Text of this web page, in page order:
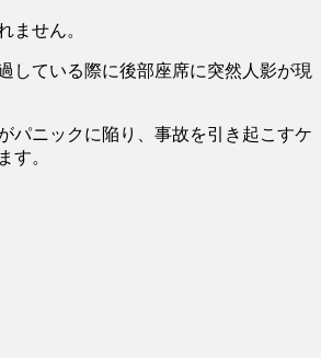
ません。
している際に後部座席に突然人影が現
パニックに陥り、事故を引き起こすケ
す。